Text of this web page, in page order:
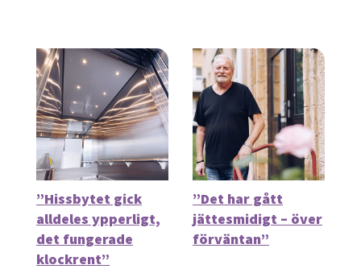
”Hissbytet gick
alldeles ypperligt,
det fungerade
klockrent”
”Det har gått
jättesmidigt – över
förväntan”